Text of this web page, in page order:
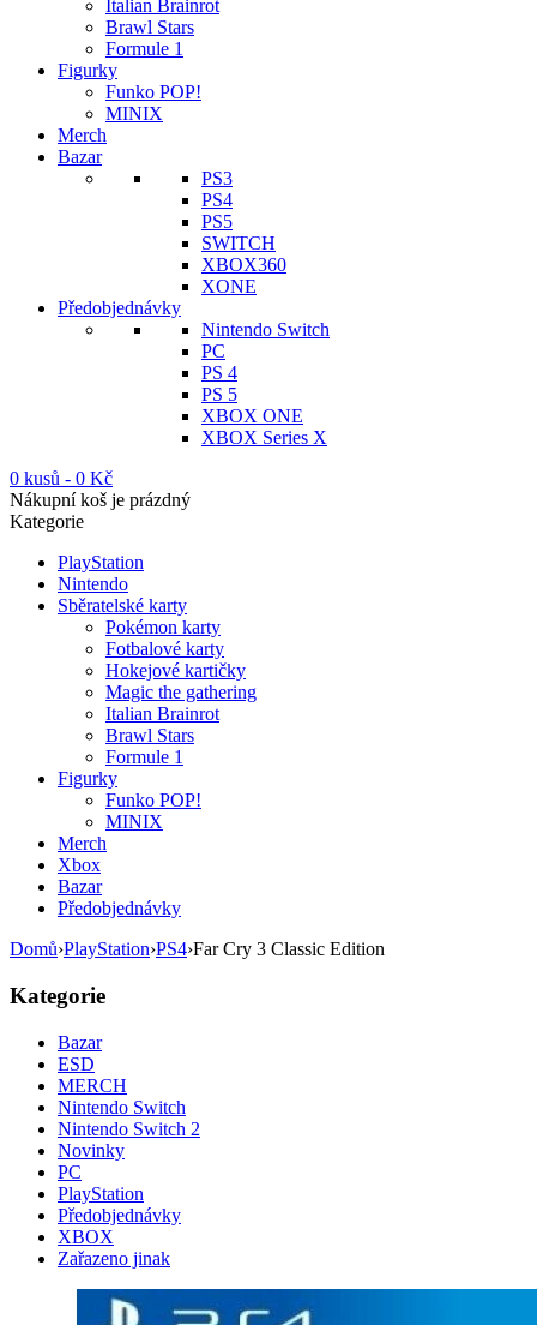
Italian Brainrot
Brawl Stars
Formule 1
Figurky
Funko POP!
MINIX
Merch
Bazar
PS3
PS4
PS5
SWITCH
XBOX360
XONE
Předobjednávky
Nintendo Switch
PC
PS 4
PS 5
XBOX ONE
XBOX Series X
0 kusů - 0 Kč
Nákupní koš je prázdný
Kategorie
PlayStation
Nintendo
Sběratelské karty
Pokémon karty
Fotbalové karty
Hokejové kartičky
Magic the gathering
Italian Brainrot
Brawl Stars
Formule 1
Figurky
Funko POP!
MINIX
Merch
Xbox
Bazar
Předobjednávky
Domů›PlayStation›PS4›Far Cry 3 Classic Edition
Kategorie
Bazar
ESD
MERCH
Nintendo Switch
Nintendo Switch 2
Novinky
PC
PlayStation
Předobjednávky
XBOX
Zařazeno jinak